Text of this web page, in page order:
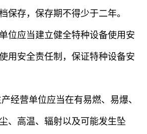
保存，保存期不得少于二年。
应当建立健全特种设备使用安
用安全责任制，保证特种设备安
经营单位应当在有易燃、易爆、
、高温、辐射以及可能发生坠